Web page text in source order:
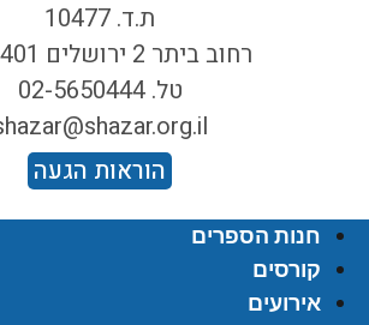
ת.ד. 10477
רחוב ביתר 2 ירושלים 9110401
טל. 02-5650444
shazar@shazar.org.il
הוראות הגעה
חנות הספרים
קורסים
אירועים